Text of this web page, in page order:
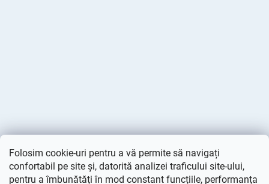
Folosim cookie-uri pentru a vă permite să navigați
confortabil pe site și, datorită analizei traficului site-ului,
pentru a îmbunătăți în mod constant funcțiile, performanța